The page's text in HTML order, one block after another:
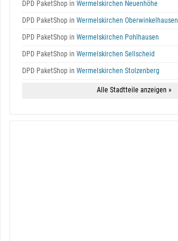
DPD PaketShop in Wermelskirchen Neuenhöhe
DPD PaketShop in Wermelskirchen Oberwinkelhausen
DPD PaketShop in Wermelskirchen Pohlhausen
DPD PaketShop in Wermelskirchen Sellscheid
DPD PaketShop in Wermelskirchen Stolzenberg
Alle Stadtteile anzeigen »